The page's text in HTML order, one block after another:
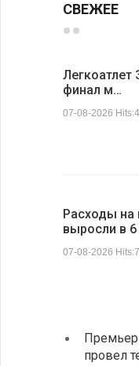
СВЕЖЕЕ
Легкоатлет
финал м…
07-08-2026 Hits:4
Расходы на
выросли в
07-08-2026 Hits:7
провел